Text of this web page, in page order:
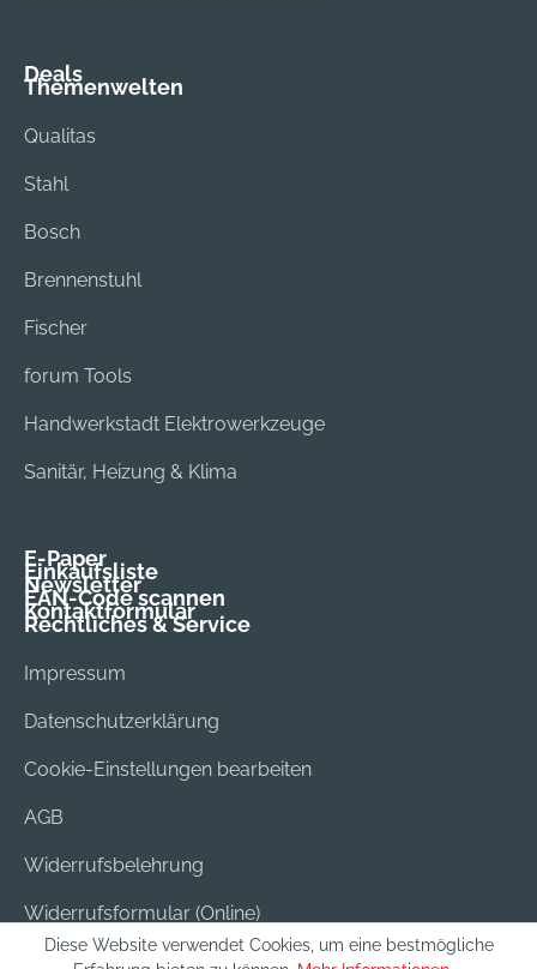
Deals
Themenwelten
Qualitas
Stahl
Bosch
Brennenstuhl
Fischer
forum Tools
Handwerkstadt Elektrowerkzeuge
Sanitär, Heizung & Klima
E-Paper
Einkaufsliste
Newsletter
EAN-Code scannen
Kontaktformular
Rechtliches & Service
Impressum
Datenschutzerklärung
Cookie-Einstellungen bearbeiten
AGB
Widerrufsbelehrung
Widerrufsformular (Online)
Versand & Bezahlung
Diese Website verwendet Cookies, um eine bestmögliche